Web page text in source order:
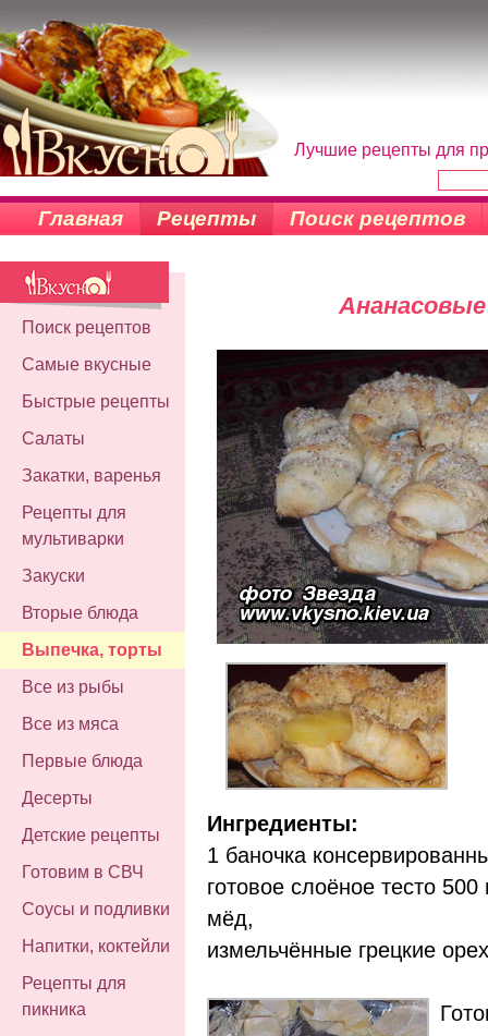
Лучшие рецепты для
Главная Рецепты Поиск рецептов
Поиск рецептов
Самые вкусные
Быстрые рецепты
Салаты
Закатки, варенья
Рецепты для
мультиварки
Закуски
Вторые блюда
Выпечка, торты
Все из рыбы
Все из мяса
Первые блюда
Десерты
Детские рецепты
Готовим в СВЧ
Соусы и подливки
Напитки, коктейли
Рецепты для
пикника
Ингредиенты:
1 баночка
готовое слоёное тесто
мёд,
измельчённые грецкие